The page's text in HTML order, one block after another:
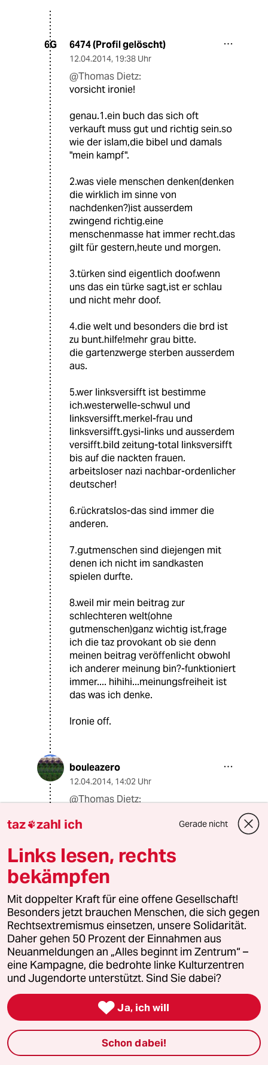
6G 6474 (Profil gelöscht)
12.04.2014, 19:38 Uhr
@Thomas Dietz:
vorsicht ironie!
genau.1.ein buch das sich oft
verkauft muss gut und richtig sein.so
wie der islam,die bibel und damals
"mein kampf".
2.was viele menschen denken(denken
die wirklich im sinne von
nachdenken?)ist ausserdem
zwingend richtig.eine
menschenmasse hat immer recht.das
gilt für gestern,heute und morgen.
3.türken sind eigentlich doof.wenn
uns das ein türke sagt,ist er schlau
und nicht mehr doof.
4.die welt und besonders die brd ist
zu bunt.hilfe!mehr grau bitte.
die gartenzwerge sterben ausserdem
aus.
5.wer linksversifft ist bestimme
ich.westerwelle-schwul und
linksversifft.merkel-frau und
linksversifft.gysi-links und ausserdem
versifft.bild zeitung-total linksversifft
bis auf die nackten frauen.
arbeitsloser nazi nachbar-ordenlicher
deutscher!
6.rückratslos-das sind immer die
anderen.
7.gutmenschen sind diejengen mit
denen ich nicht im sandkasten
spielen durfte.
8.weil mir mein beitrag zur
schlechteren welt(ohne
gutmenschen)ganz wichtig ist,frage
ich die taz provokant ob sie denn
meinen beitrag veröffenlicht obwohl
ich anderer meinung bin?-funktioniert
immer.... hihihi...meinungsfreiheit ist
das was ich denke.
Ironie off.
bouleazero
12.04.2014, 14:02 Uhr
@Thomas Dietz:
wohl eher auf deinen Kommentar zu
'Shitstorm'? Na, nimm dich mal nicht
zu wichtig mit deinem eigenen
Shitstorm...
Bist einfach nur derselbe nützliche
Idiot wie der Autor des Buches.
Nachdenken ist sicher nicht Eure
Stärke.
D D.J.
Wer einen wirklich guten, sachlichen Verriss
des Buches lesen möchte - ohne Schaum vor
dem Mund wie das Buch selbst (nein, nicht von
taz zahl ich Gerade nicht
Links lesen, rechts
bekämpfen
Mit doppelter Kraft für eine offene Gesellschaft!
Besonders jetzt brauchen Menschen, die sich gegen
Rechtsextremismus einsetzen, unsere Solidarität.
Daher gehen 50 Prozent der Einnahmen aus
Neuanmeldungen an „Alles beginnt im Zentrum“ –
eine Kampagne, die bedrohte linke Kulturzentren
und Jugendorte unterstützt. Sind Sie dabei?
 Ja, ich will
Schon dabei!